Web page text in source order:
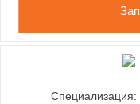
Специализация: